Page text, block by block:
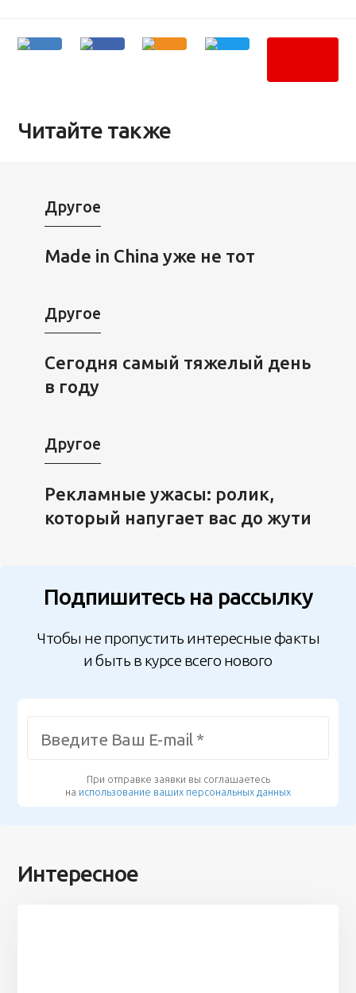
Читайте также
Другое
Made in China уже не тот
Другое
Сегодня самый тяжелый день
в году
Другое
Рекламные ужасы: ролик,
который напугает вас до жути
Подпишитесь на рассылку
Чтобы не пропустить интересные факты
и быть в курсе всего нового
При отправке заявки вы соглашаетесь
на использование ваших персональных данных
Интересное